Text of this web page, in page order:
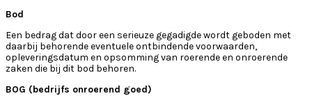
Bod
Een bedrag dat door een serieuze gegadigde wordt geboden met
daarbij behorende eventuele ontbindende voorwaarden,
opleveringsdatum en opsomming van roerende en onroerende
zaken die bij dit bod behoren.
BOG (bedrijfs onroerend goed)